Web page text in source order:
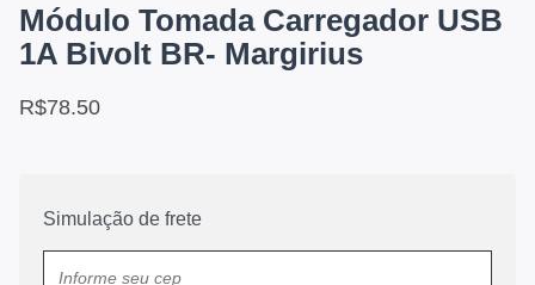
Módulo Tomada Carregador USB
1A Bivolt BR- Margirius
R$78.50
Simulação de frete